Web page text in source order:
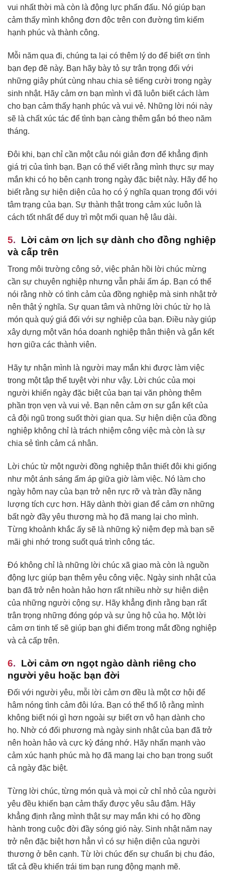
vui nhất thời mà còn là động lực phấn đấu. Nó giúp bạn
cảm thấy mình không đơn độc trên con đường tìm kiếm
hạnh phúc và thành công.
Mỗi năm qua đi, chúng ta lại có thêm lý do để biết ơn tình
bạn đẹp đẽ này. Bạn hãy bày tỏ sự trân trọng đối với
những giây phút cùng nhau chia sẻ tiếng cười trong ngày
sinh nhật. Hãy cảm ơn bạn mình vì đã luôn biết cách làm
cho bạn cảm thấy hạnh phúc và vui vẻ. Những lời nói này
sẽ là chất xúc tác để tình bạn càng thêm gắn bó theo năm
tháng.
Đôi khi, bạn chỉ cần một câu nói giản đơn để khẳng định
giá trị của tình bạn. Bạn có thể viết rằng mình thực sự may
mắn khi có họ bên cạnh trong ngày đặc biệt này. Hãy để họ
biết rằng sự hiện diện của họ có ý nghĩa quan trọng đối với
tâm trạng của bạn. Sự thành thật trong cảm xúc luôn là
cách tốt nhất để duy trì một mối quan hệ lâu dài.
Lời cảm ơn lịch sự dành cho đồng nghiệp
và cấp trên
Trong môi trường công sở, việc phản hồi lời chúc mừng
cần sự chuyên nghiệp nhưng vẫn phải ấm áp. Bạn có thể
nói rằng nhờ có tình cảm của đồng nghiệp mà sinh nhật trở
nên thật ý nghĩa. Sự quan tâm và những lời chúc từ họ là
món quà quý giá đối với sự nghiệp của bạn. Điều này giúp
xây dựng một văn hóa doanh nghiệp thân thiện và gắn kết
hơn giữa các thành viên.
Hãy tự nhận mình là người may mắn khi được làm việc
trong một tập thể tuyệt vời như vậy. Lời chúc của mọi
người khiến ngày đặc biệt của bạn tại văn phòng thêm
phần trọn vẹn và vui vẻ. Bạn nên cảm ơn sự gắn kết của
cả đội ngũ trong suốt thời gian qua. Sự hiện diện của đồng
nghiệp không chỉ là trách nhiệm công việc mà còn là sự
chia sẻ tình cảm cá nhân.
Lời chúc từ một người đồng nghiệp thân thiết đôi khi giống
như một ánh sáng ấm áp giữa giờ làm việc. Nó làm cho
ngày hôm nay của bạn trở nên rực rỡ và tràn đầy năng
lượng tích cực hơn. Hãy dành thời gian để cảm ơn những
bất ngờ đầy yêu thương mà họ đã mang lại cho mình.
Từng khoảnh khắc ấy sẽ là những kỷ niệm đẹp mà bạn sẽ
mãi ghi nhớ trong suốt quá trình công tác.
Đó không chỉ là những lời chúc xã giao mà còn là nguồn
động lực giúp bạn thêm yêu công việc. Ngày sinh nhật của
bạn đã trở nên hoàn hảo hơn rất nhiều nhờ sự hiện diện
của những người cộng sự. Hãy khẳng định rằng bạn rất
trân trọng những đóng góp và sự ủng hộ của họ. Một lời
cảm ơn tinh tế sẽ giúp bạn ghi điểm trong mắt đồng nghiệp
và cả cấp trên.
Lời cảm ơn ngọt ngào dành riêng cho
người yêu hoặc bạn đời
Đối với người yêu, mỗi lời cảm ơn đều là một cơ hội để
hâm nóng tình cảm đôi lứa. Bạn có thể thổ lộ rằng mình
không biết nói gì hơn ngoài sự biết ơn vô hạn dành cho
họ. Nhờ có đối phương mà ngày sinh nhật của bạn đã trở
nên hoàn hảo và cực kỳ đáng nhớ. Hãy nhấn mạnh vào
cảm xúc hạnh phúc mà họ đã mang lại cho bạn trong suốt
cả ngày đặc biệt.
Từng lời chúc, từng món quà và mọi cử chỉ nhỏ của người
yêu đều khiến bạn cảm thấy được yêu sâu đậm. Hãy
khẳng định rằng mình thật sự may mắn khi có họ đồng
hành trong cuộc đời đầy sóng gió này. Sinh nhật năm nay
trở nên đặc biệt hơn hẳn vì có sự hiện diện của người
thương ở bên cạnh. Từ lời chúc đến sự chuẩn bị chu đáo,
tất cả đều khiến trái tim bạn rung động mạnh mẽ.